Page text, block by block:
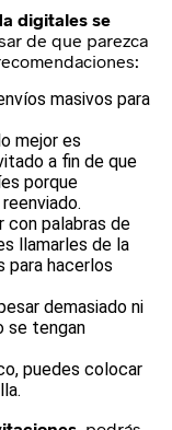
digitales se
de que parezca
masivos para
mejor es
a fin de que
porque
con palabras de
llamarles de la
para hacerlos
demasiado ni
se tengan
puedes colocar